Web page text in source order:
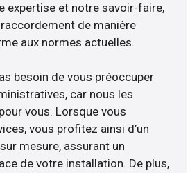
expertise et notre savoir-faire,
de manière
aux normes actuelles.
besoin de vous préoccuper
car nous les
vous. Lorsque vous
vous profitez ainsi d’un
mesure, assurant un
de votre installation. De plus,